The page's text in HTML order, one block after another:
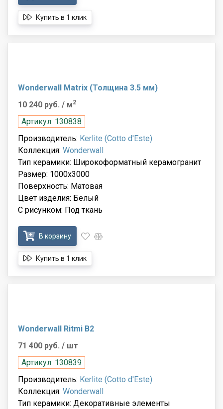
Купить в 1 клик
Wonderwall Matrix (Толщина 3.5 мм)
10 240 руб. / м2
Артикул: 130838
Производитель: Kerlite (Cotto d'Este)
Коллекция: Wonderwall
Тип керамики: Широкоформатный керамогранит
Размер: 1000x3000
Поверхность: Матовая
Цвет изделия: Белый
С рисунком: Под ткань
В корзину
Купить в 1 клик
Wonderwall Ritmi B2
71 400 руб. / шт
Артикул: 130839
Производитель: Kerlite (Cotto d'Este)
Коллекция: Wonderwall
Тип керамики: Декоративные элементы